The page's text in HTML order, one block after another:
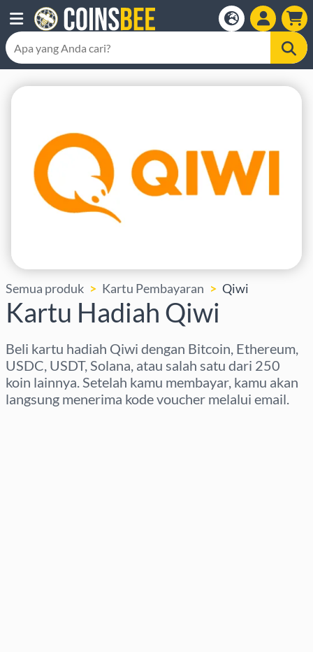
Semua produk Kartu Pembayaran Qiwi
Kartu Hadiah Qiwi
Beli kartu hadiah Qiwi dengan Bitcoin, Ethereum,
USDC, USDT, Solana, atau salah satu dari 250
koin lainnya. Setelah kamu membayar, kamu akan
langsung menerima kode voucher melalui email.